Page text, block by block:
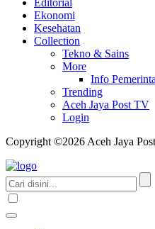
Editorial
Ekonomi
Kesehatan
Collection
Tekno & Sains
More
Info
Trending
Aceh Jaya Post TV
Login
Copyright ©2026 Aceh Jaya